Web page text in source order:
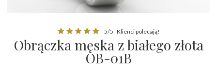
5/5 Klienci polecają!
Obrączka męska z białego złota
OB-01B